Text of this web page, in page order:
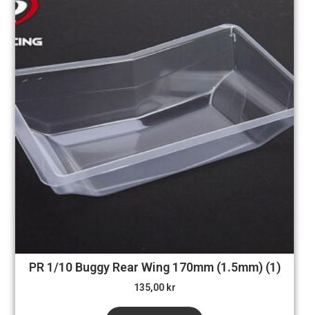
PR 1/10 Buggy Rear Wing 170mm (1.5mm) (1)
135,00 kr